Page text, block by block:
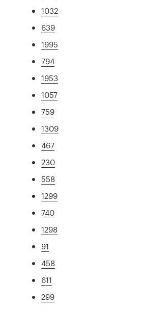
1032
639
1995
794
1953
1057
759
1309
467
230
558
1299
740
1298
91
458
611
299